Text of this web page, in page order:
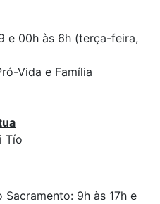
e 00h às 6h (terça-feira,
Vida e Família
Tío
9h às 17h e